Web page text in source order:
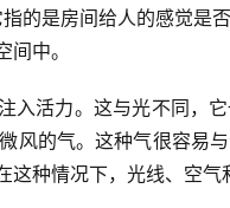
的是房间给人的感觉是
中。
入活力。这与光不同，
风的气。这种气很容易
种情况下，光线、空气